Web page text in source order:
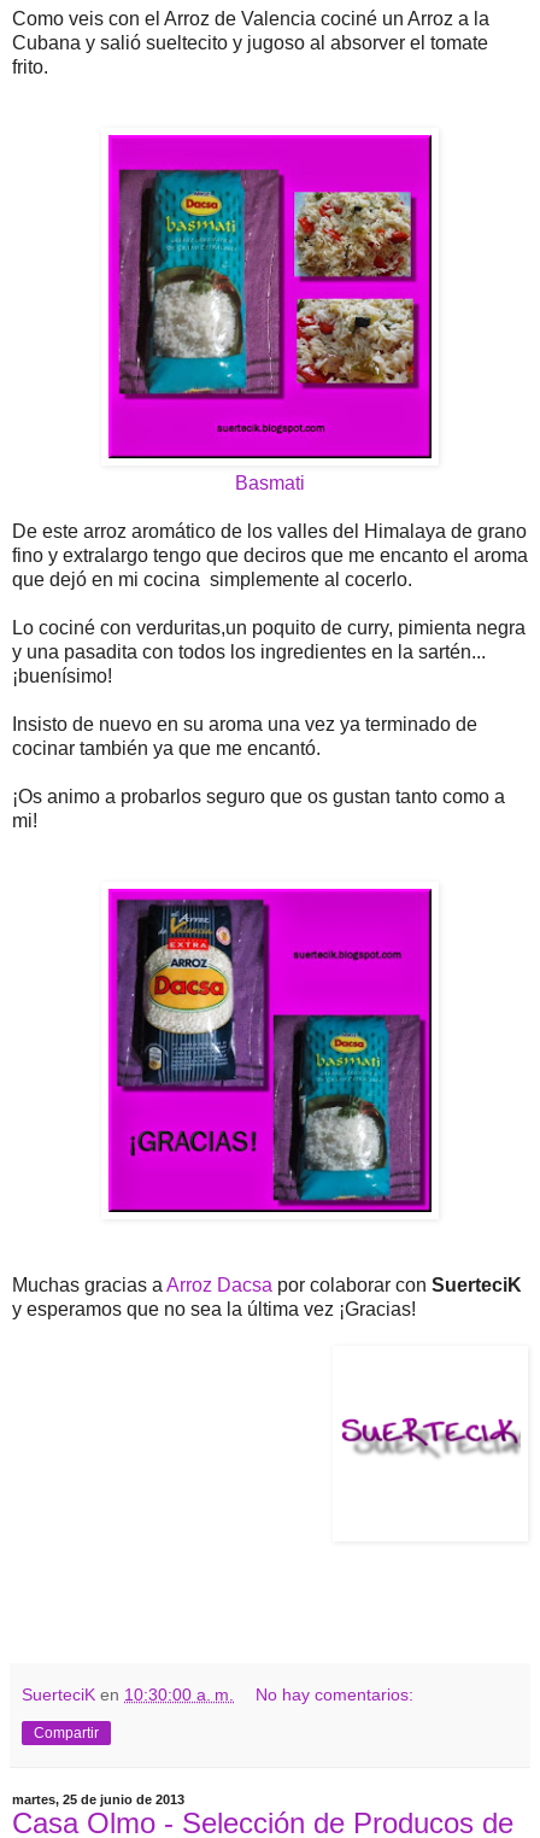
Como veis con el Arroz de Valencia cociné un Arroz a la
Cubana y salió sueltecito y jugoso al absorver el tomate
frito.
Basmati
De este arroz aromático de los valles del Himalaya de grano
fino y extralargo tengo que deciros que me encanto el aroma
que dejó en mi cocina simplemente al cocerlo.
Lo cociné con verduritas,un poquito de curry, pimienta negra
y una pasadita con todos los ingredientes en la sartén...
¡buenísimo!
Insisto de nuevo en su aroma una vez ya terminado de
cocinar también ya que me encantó.
¡Os animo a probarlos seguro que os gustan tanto como a
mi!
Muchas gracias a Arroz Dacsa por colaborar con SuerteciK
y esperamos que no sea la última vez ¡Gracias!
SuerteciK en 10:30:00 a. m. No hay comentarios:
Compartir
martes, 25 de junio de 2013
Casa Olmo - Selección de Producos de